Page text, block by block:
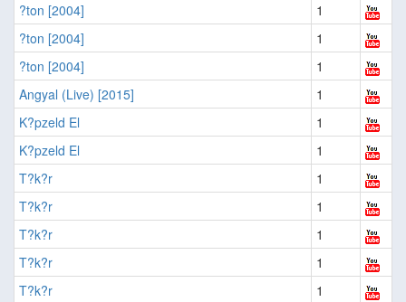
?ton [2004]
1
?ton [2004]
1
?ton [2004]
1
Angyal (Live) [2015]
1
K?pzeld El
1
K?pzeld El
1
T?k?r
1
T?k?r
1
T?k?r
1
T?k?r
1
T?k?r
1